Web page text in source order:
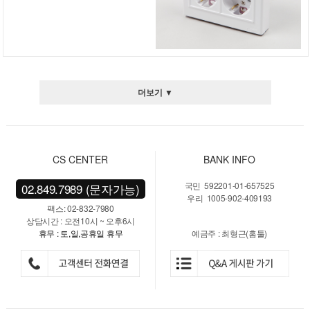
더보기 ▼
CS CENTER
02.849.7989 (문자가능)
팩스: 02-832-7980
상담시간 : 오전10시 ~ 오후6시
휴무 : 토,일,공휴일 휴무
BANK INFO
국민 592201-01-657525
우리 1005-902-409193
예금주 : 최형근(홈툴)